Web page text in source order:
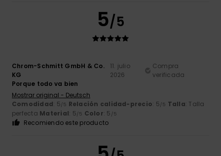
5/5
Chrom-Schmitt GmbH & Co.
KG
11. julio
2026
Compra
verificada
Porque todo va bien
Mostrar original - Deutsch
Comodidad: 5/5 Relación calidad-precio: 5/5 Talla: Talla
perfecta Material: 5/5 Color: 5 /5
Recomiendo este producto